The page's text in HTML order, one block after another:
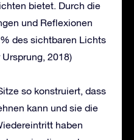
bietet. Durch die
und Reflexionen
des sichtbaren Lichts
2018)
so konstruiert, dass
kann und sie die
haben